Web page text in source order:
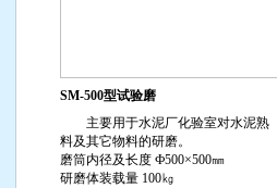
SM-500型试验磨
主要用于水泥厂化验室对水泥熟
料及其它物料的研磨。
磨筒内径及长度 Ф500×500㎜
研磨体装载量 100㎏